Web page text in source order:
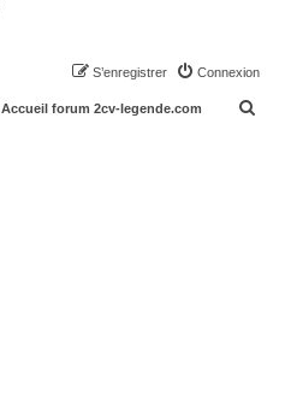
Connexion
S’enregistrer
Accueil forum 2cv-legende.com